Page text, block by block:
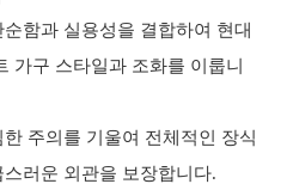
함과 실용성을 결합하여 현대
가구 스타일과 조화를 이룹니
주의를 기울여 전체적인 장식
러운 외관을 보장합니다.